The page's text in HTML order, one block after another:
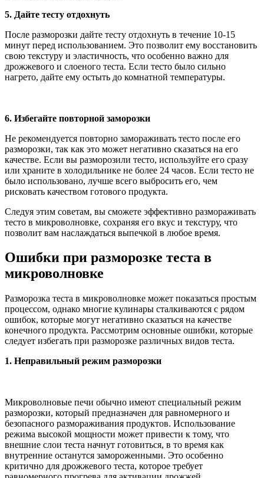
5. Дайте тесту отдохнуть
После разморозки дайте тесту отдохнуть в течение 10-15
минут перед использованием. Это позволит ему восстановить
свою текстуру и эластичность, что особенно важно для
дрожжевого и слоеного теста. Если тесто было сильно
нагрето, дайте ему остыть до комнатной температуры.
6. Избегайте повторной заморозки
Не рекомендуется повторно замораживать тесто после его
разморозки, так как это может негативно сказаться на его
качестве. Если вы разморозили тесто, используйте его сразу
или храните в холодильнике не более 24 часов. Если тесто не
было использовано, лучше всего выбросить его, чем
рисковать качеством готового продукта.
Следуя этим советам, вы сможете эффективно размораживать
тесто в микроволновке, сохраняя его вкус и текстуру, что
позволит вам наслаждаться выпечкой в любое время.
Ошибки при разморозке теста в
микроволновке
Разморозка теста в микроволновке может показаться простым
процессом, однако многие кулинары сталкиваются с рядом
ошибок, которые могут негативно сказаться на качестве
конечного продукта. Рассмотрим основные ошибки, которые
следует избегать при разморозке различных видов теста.
1. Неправильный режим разморозки
Микроволновые печи обычно имеют специальный режим
разморозки, который предназначен для равномерного и
безопасного размораживания продуктов. Использование
режима высокой мощности может привести к тому, что
внешние слои теста начнут готовиться, в то время как
внутренние останутся замороженными. Это особенно
критично для дрожжевого теста, которое требует